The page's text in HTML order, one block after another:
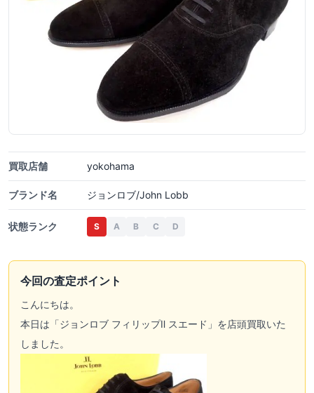
買取店舗 yokohama
ブランド名 ジョンロブ/John Lobb
状態ランク S A B C D
今回の査定ポイント
こんにちは。
本日は「ジョンロブ フィリップⅡ スエード」を店頭買取いた
しました。